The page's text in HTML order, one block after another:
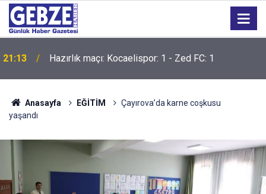
21:12 İzmit Körfezi'ni yüzerek geçtiler
Anasayfa EĞİTİM
Çayırova’da karne coşkusu
yaşandı